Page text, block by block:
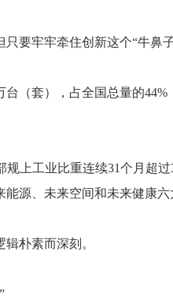
要牢牢牵住创新这个“牛鼻
（套），占全国总量的
上工业比重连续31个月超
源、未来空间和未来健康
朴素而深刻。